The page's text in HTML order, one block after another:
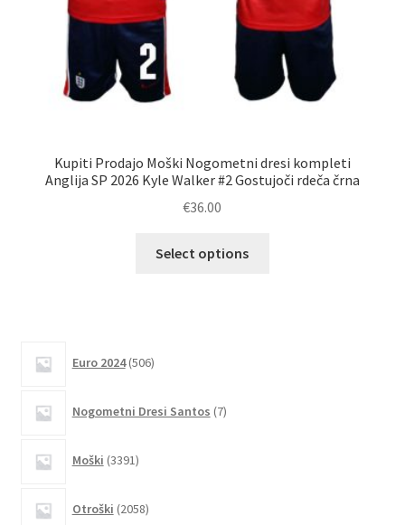
Kupiti Prodajo Moški Nogometni dresi kompleti
Anglija SP 2026 Kyle Walker #2 Gostujoči rdeča črna
€36.00
Select options
Euro 2024 506izdelkov
Nogometni Dresi Santos 7izdelkov
Moški 3391izdelkov
Otroški 2058izdelkov